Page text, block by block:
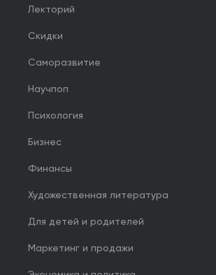
Лекторий
Скидки
Саморазвитие
Научпоп
Психология
Бизнес
Финансы
Художественная литература
Для детей и родителей
Маркетинг и продажи